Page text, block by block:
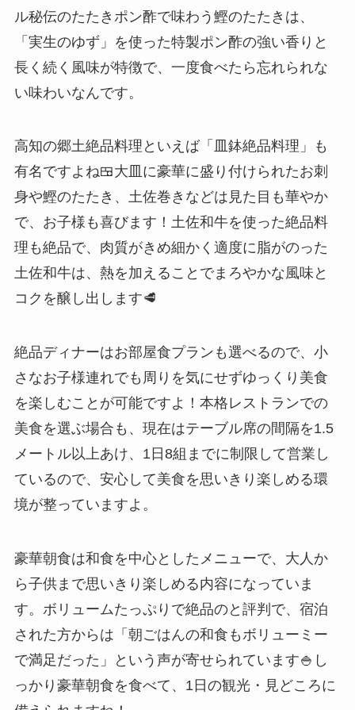
ル秘伝のたたきポン酢で味わう鰹のたたきは、
「実生のゆず」を使った特製ポン酢の強い香りと
長く続く風味が特徴で、一度食べたら忘れられな
い味わいなんです。
高知の郷土絶品料理といえば「皿鉢絶品料理」も
有名ですよね🍱大皿に豪華に盛り付けられたお刺
身や鰹のたたき、土佐巻きなどは見た目も華やか
で、お子様も喜びます！土佐和牛を使った絶品料
理も絶品で、肉質がきめ細かく適度に脂がのった
土佐和牛は、熱を加えることでまろやかな風味と
コクを醸し出します🥩
絶品ディナーはお部屋食プランも選べるので、小
さなお子様連れでも周りを気にせずゆっくり美食
を楽しむことが可能ですよ！本格レストランでの
美食を選ぶ場合も、現在はテーブル席の間隔を1.5
メートル以上あけ、1日8組までに制限して営業し
ているので、安心して美食を思いきり楽しめる環
境が整っていますよ。
豪華朝食は和食を中心としたメニューで、大人か
ら子供まで思いきり楽しめる内容になっていま
す。ボリュームたっぷりで絶品のと評判で、宿泊
された方からは「朝ごはんの和食もボリューミー
で満足だった」という声が寄せられています🍚し
っかり豪華朝食を食べて、1日の観光・見どころに